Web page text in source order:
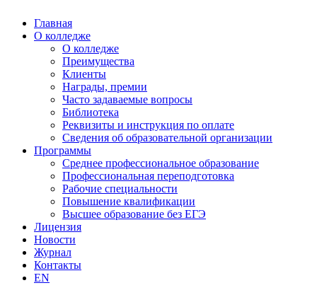
Главная
О колледже
О колледже
Преимущества
Клиенты
Награды, премии
Часто задаваемые вопросы
Библиотека
Реквизиты и инструкция по оплате
Сведения об образовательной организации
Программы
Среднее профессиональное образование
Профессиональная переподготовка
Рабочие специальности
Повышение квалификации
Высшее образование без ЕГЭ
Лицензия
Новости
Журнал
Контакты
EN